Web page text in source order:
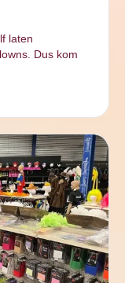
laten
Dus kom